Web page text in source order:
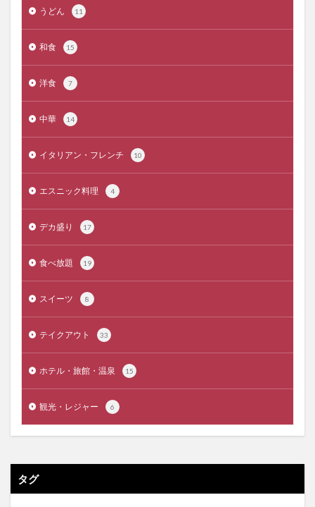
うどん 11
和食 15
洋食 7
中華 14
イタリアン・フレンチ 10
エスニック料理 4
デカ盛り 17
食べ放題 19
スイーツ 8
テイクアウト 33
ホテル・旅館・温泉 15
観光・レジャー 6
タグ